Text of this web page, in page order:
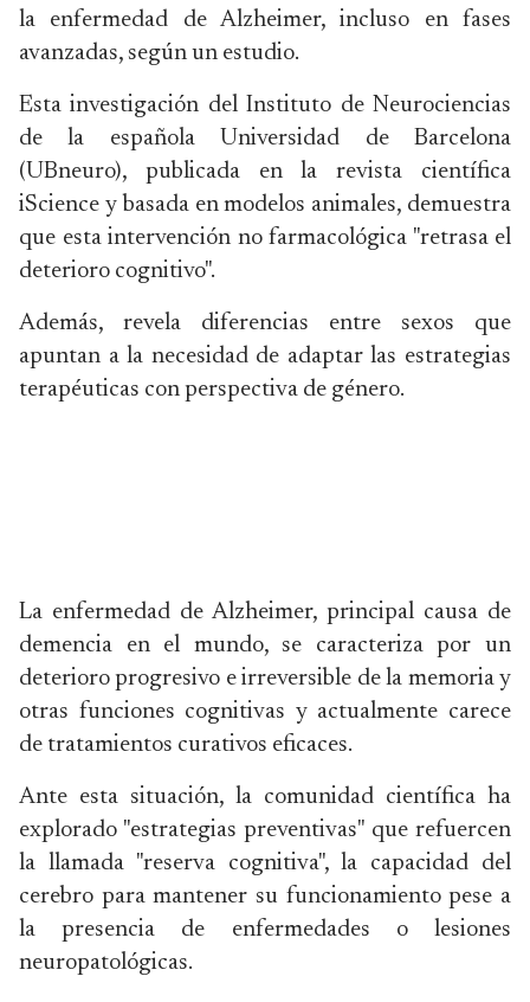
la enfermedad de Alzheimer, incluso en fases
avanzadas, según un estudio.
Esta investigación del Instituto de Neurociencias
de la española Universidad de Barcelona
(UBneuro), publicada en la revista científica
iScience y basada en modelos animales, demuestra
que esta intervención no farmacológica "retrasa el
deterioro cognitivo".
Además, revela diferencias entre sexos que
apuntan a la necesidad de adaptar las estrategias
terapéuticas con perspectiva de género.
La enfermedad de Alzheimer, principal causa de
demencia en el mundo, se caracteriza por un
deterioro progresivo e irreversible de la memoria y
otras funciones cognitivas y actualmente carece
de tratamientos curativos eficaces.
Ante esta situación, la comunidad científica ha
explorado "estrategias preventivas" que refuercen
la llamada "reserva cognitiva", la capacidad del
cerebro para mantener su funcionamiento pese a
la presencia de enfermedades o lesiones
neuropatológicas.